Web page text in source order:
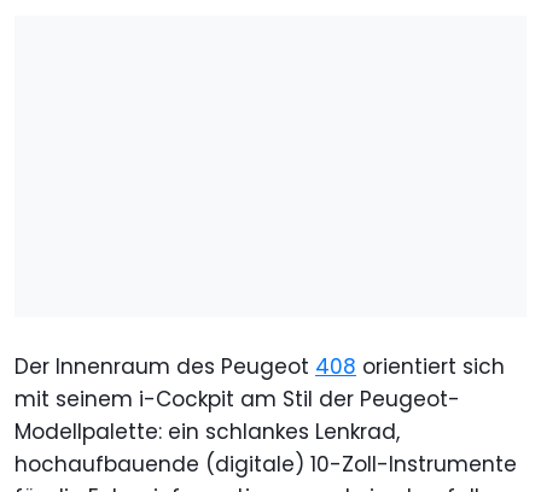
Der Innenraum des Peugeot 408 orientiert sich
mit seinem i-Cockpit am Stil der Peugeot-
Modellpalette: ein schlankes Lenkrad,
hochaufbauende (digitale) 10-Zoll-Instrumente